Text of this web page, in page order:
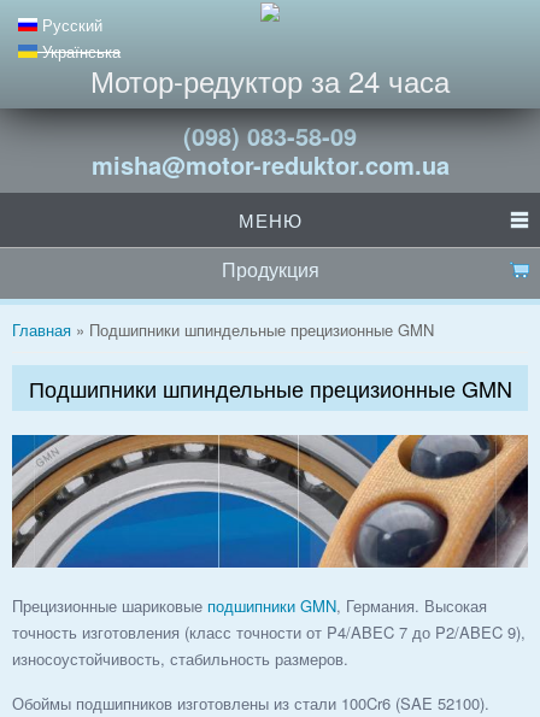
Русский
Українська
Мотор-редуктор за 24 часа
(098) 083-58-09
misha@motor-reduktor.com.ua
МЕНЮ
Продукция
Вы здесь
Главная » Подшипники шпиндельные прецизионные GMN
Подшипники шпиндельные прецизионные GMN
Прецизионные шариковые подшипники GMN, Германия. Высокая
точность изготовления (класс точности от P4/ABEC 7 до P2/ABEC 9),
износоустойчивость, стабильность размеров.
Обоймы подшипников изготовлены из стали 100Cr6 (SAE 52100).